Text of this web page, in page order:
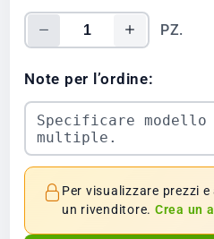
PZ.
Note per l’ordine:
Per visualizzare prezzi
un rivenditore. Crea un